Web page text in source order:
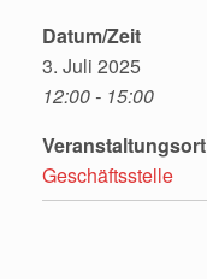
Datum/Zeit
3. Juli 2025
12:00 - 15:00
Veranstaltungsort
Geschäftsstelle